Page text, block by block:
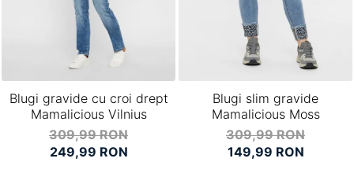
Blugi gravide cu croi drept
Mamalicious Vilnius
309,99 RON
249,99 RON
Blugi slim gravide
Mamalicious Moss
309,99 RON
149,99 RON